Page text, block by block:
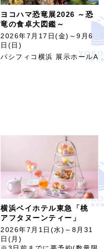
ヨコハマ恐竜展2026 ～恐
竜の食卓大図鑑～
2026年7月17日(金)～9月6
日(日)
パシフィコ横浜 展示ホールA
横浜ベイホテル東急「桃
アフタヌーンティー」
2026年7月1日(水)～8月31
日(月)